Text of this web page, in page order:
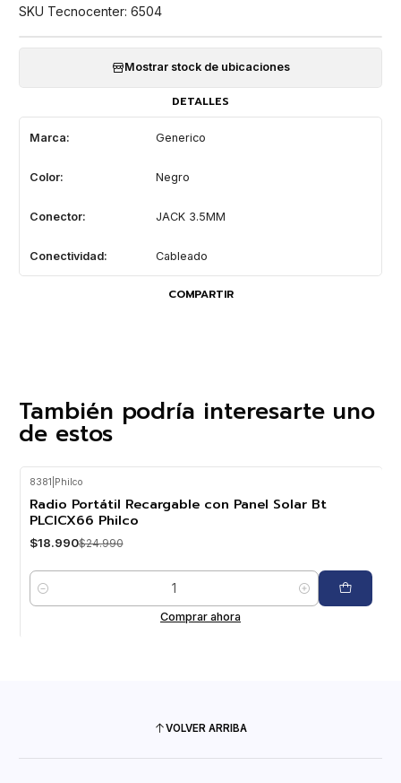
SKU Tecnocenter: 6504
Mostrar stock de ubicaciones
DETALLES
Marca: Generico
Color: Negro
Conector: JACK 3.5MM
Conectividad: Cableado
COMPARTIR
También podría interesarte uno
de estos
8381 Philco
Radio Portátil Recargable con Panel Solar Bt
PLCICX66 Philco
$18.990$24.990
Cantidad
Comprar ahora
VOLVER ARRIBA